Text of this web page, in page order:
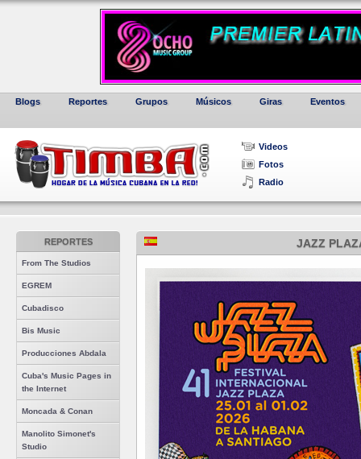
Blogs Reportes Grupos Músicos Giras Eventos
Videos
Fotos
Radio
REPORTES
From The Studios
EGREM
Cubadisco
Bis Music
Producciones Abdala
Cuba's Music Pages in
the Internet
Moncada & Conan
Manolito Simonet's
Studio
JAZZ